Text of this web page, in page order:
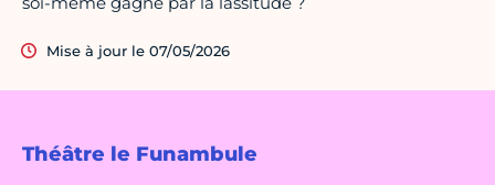
Théâtre le Funambule
Mise à jour le 07/05/2026